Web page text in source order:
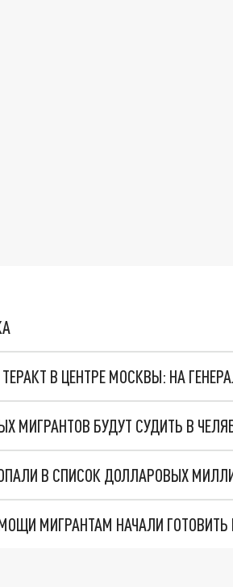
В ЦЕНТРЕ МОСКВЫ: НА
В СПИСОК ДОЛЛАРОВЫХ
МИГРАНТАМ НАЧАЛИ ГОТОВИТЬ